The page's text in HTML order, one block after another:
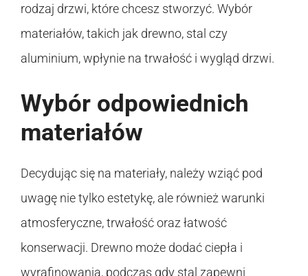
rodzaj drzwi, które chcesz stworzyć. Wybór
materiałów, takich jak drewno, stal czy
aluminium, wpłynie na trwałość i wygląd drzwi.
Wybór odpowiednich
materiałów
Decydując się na materiały, należy wziąć pod
uwagę nie tylko estetykę, ale również warunki
atmosferyczne, trwałość oraz łatwość
konserwacji. Drewno może dodać ciepła i
wyrafinowania, podczas gdy stal zapewni